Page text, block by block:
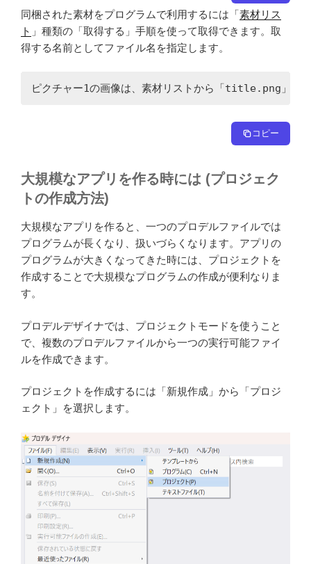
同梱された素材をプログラムで利用するには「素材リス
ト 」種類の「取得する」手順を使って取得できます。取
得する名前としてファイル名を指定します。
ピクチャー1の画像は、素材リストから「title.png」を
コピー
大規模なアプリを作る時には (プロジェク
トの作成方法)
大規模なアプリを作ると、一つのプロデルファイルでは
プログラムが長くなり、扱いづらくなります。アプリの
プログラムが大きくなってきた時には、プロジェクトを
作成することで大規模なプログラムの作成が便利なりま
す。
プロデルデザイナでは、プロジェクトモードを使うこと
で、複数のプロデルファイルから一つの実行可能ファイ
ルを作成できます。
プロジェクトを作成するには「新規作成」から「プロジ
ェクト」を選択します。